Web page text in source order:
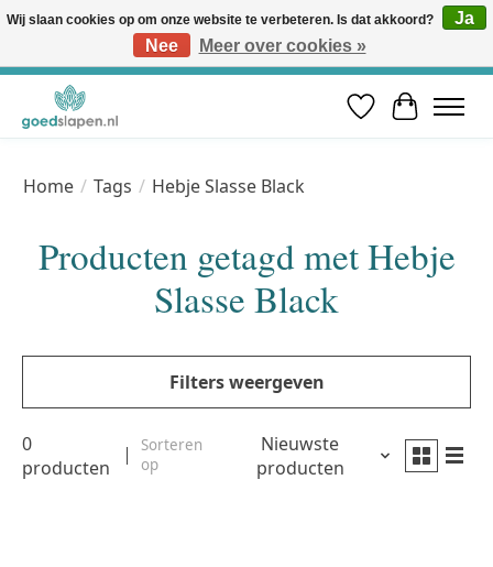
Vóór 12u besteld, volgende werkdag in huis* | Gratis verzending vanaf €50 | Professioneel slaapadvies
Verlanglijst
Home / Tags / Hebje Slasse Black
Producten getagd met Hebje
Slasse Black
Filters weergeven
0
producten
Sorteren
op
Nieuwste
producten
Wij slaan cookies op om onze website te verbeteren. Is dat akkoord?
Ja
Nee
Meer over cookies »